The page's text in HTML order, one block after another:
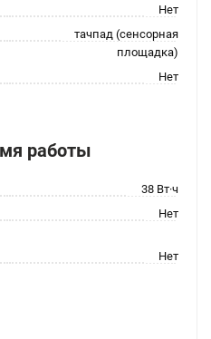
Нет
тачпад (сенсорная
площадка)
Нет
работы
38 Вт·ч
Нет
Нет